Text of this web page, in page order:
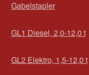
Gabelstapler
GL1 Diesel, 2,0-12,0 t
GL2 Elektro, 1,5-12,0 t